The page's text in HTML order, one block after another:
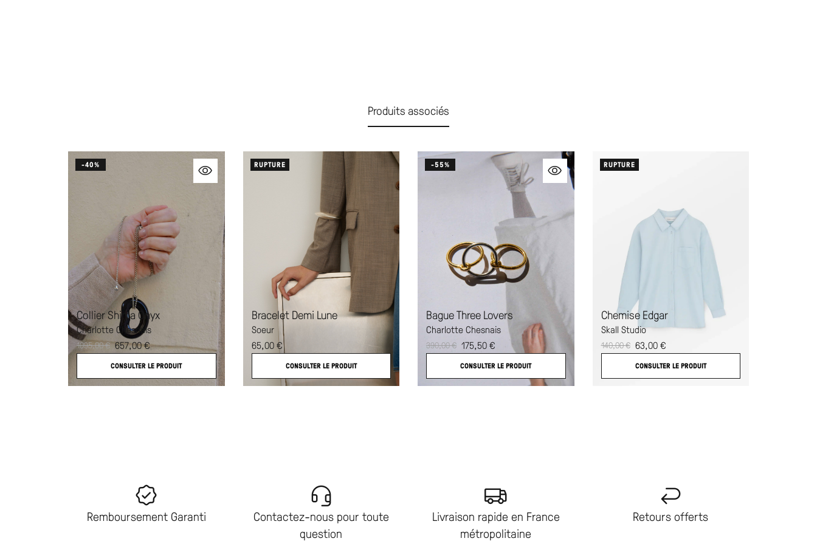
Produits associés
-40%
Collier Shima Onyx
Charlotte Chesnais
1095,00€ 657,00€
CONSULTER LE PRODUIT
RUPTURE
Bracelet Demi Lune
Soeur
65,00€
CONSULTER LE PRODUIT
-55%
Bague Three Lovers
Charlotte Chesnais
390,00€ 175,50€
CONSULTER LE PRODUIT
RUPTURE
Chemise Edgar
Skall Studio
140,00€ 63,00€
CONSULTER LE PRODUIT
Remboursement Garanti
Contactez-nous pour toute
question
Livraison rapide en France
métropolitaine
Retours offerts